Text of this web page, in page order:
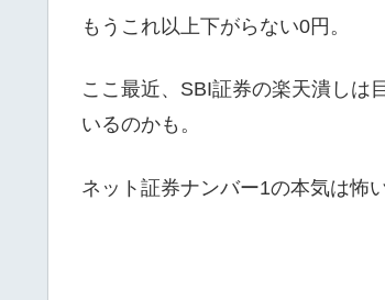
もうこれ以上下がらない0円。
ここ最近、SBI証券の楽天潰しは
いるのかも。
ネット証券ナンバー1の本気は怖い